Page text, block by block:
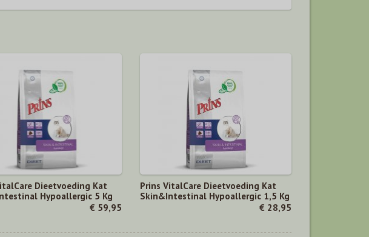
Dieetvoeding Kat
Hypoallergic 5 Kg
€ 59,95
Prins VitalCare Dieetvoeding Kat
Skin&Intestinal Hypoallergic 1,5 Kg
€ 28,95